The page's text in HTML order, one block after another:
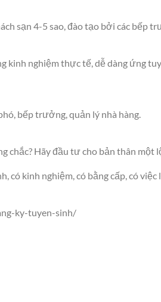
sạn 4-5 sao, đào tạo bởi các bếp
kinh nghiệm thực tế, dễ dàng ứng
bếp trưởng, quản lý nhà hàng.
chắc? Hãy đầu tư cho bản thân một
có kinh nghiệm, có bằng cấp, có việc
ky-tuyen-sinh/